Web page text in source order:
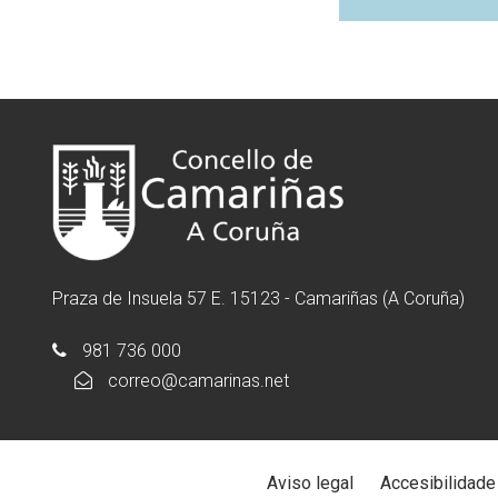
Praza de Insuela 57 E. 15123 - Camariñas (A Coruña)
981 736 000
correo@camarinas.net
Aviso legal Accesibilidade